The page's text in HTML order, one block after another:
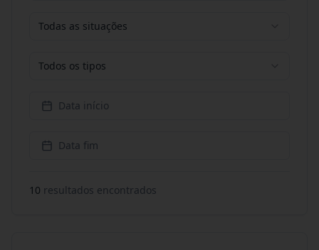
Todas as situações
Todos os tipos
Data início
Data fim
10 resultados encontrados